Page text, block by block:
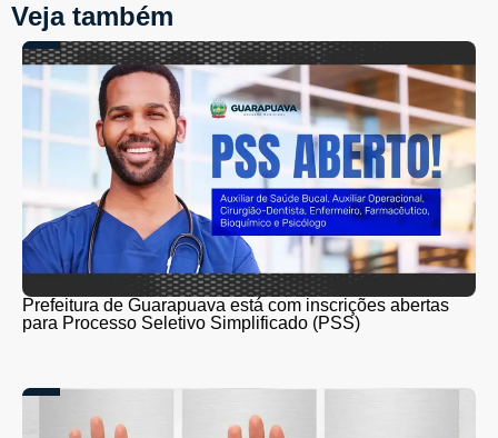
Veja também
Prefeitura de Guarapuava está com inscrições abertas
para Processo Seletivo Simplificado (PSS)